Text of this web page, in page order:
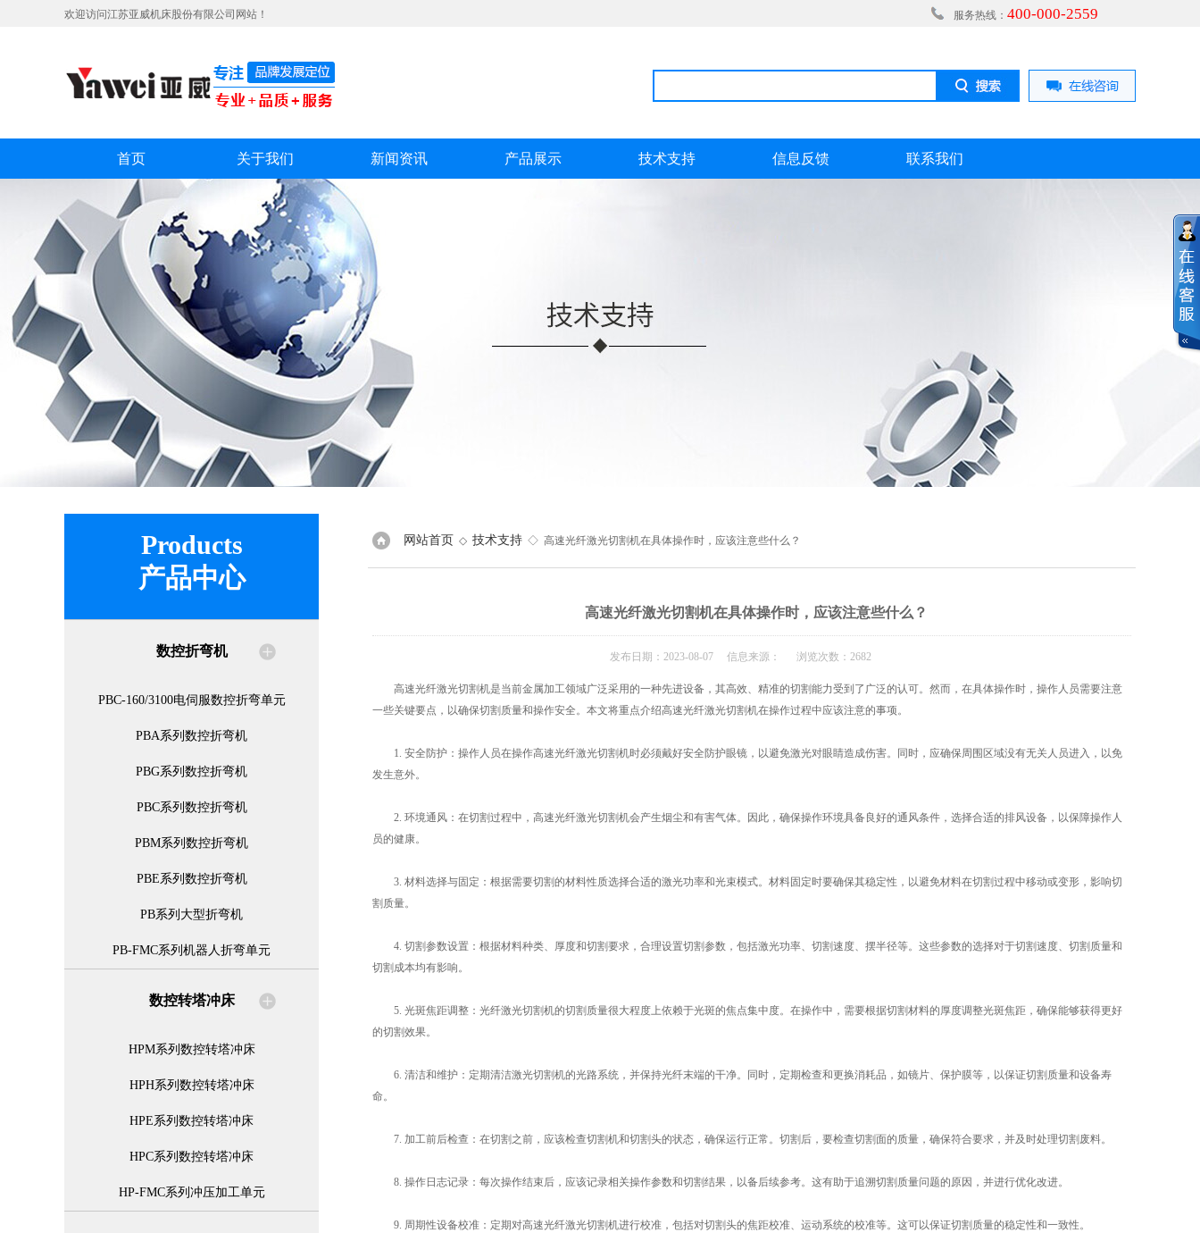
欢迎访问江苏亚威机床股份有限公司网站！ 服务热线： 400-000-2559
首页 关于我们 新闻资讯 产品展示 技术支持 信息反馈 联系我们
Products
产品中心
数控折弯机
PBC-160/3100电伺服数控折弯单元
PBA系列数控折弯机
PBG系列数控折弯机
PBC系列数控折弯机
PBM系列数控折弯机
PBE系列数控折弯机
PB系列大型折弯机
PB-FMC系列机器人折弯单元
数控转塔冲床
HPM系列数控转塔冲床
HPH系列数控转塔冲床
HPE系列数控转塔冲床
HPC系列数控转塔冲床
HP-FMC系列冲压加工单元
网站首页 ◇ 技术支持 ◇ 高速光纤激光切割机在具体操作时，应该注意些什么？
高速光纤激光切割机在具体操作时，应该注意些什么？
发布日期：2023-08-07 信息来源： 浏览次数：2682
高速光纤激光切割机是当前金属加工领域广泛采用的一种先进设备，其高效、精准的切割能力受到了广泛的认可。然而，在具体操作时，操作人员需要注意
一些关键要点，以确保切割质量和操作安全。本文将重点介绍高速光纤激光切割机在操作过程中应该注意的事项。
1. 安全防护：操作人员在操作高速光纤激光切割机时必须戴好安全防护眼镜，以避免激光对眼睛造成伤害。同时，应确保周围区域没有无关人员进入，以免
发生意外。
2. 环境通风：在切割过程中，高速光纤激光切割机会产生烟尘和有害气体。因此，确保操作环境具备良好的通风条件，选择合适的排风设备，以保障操作人
员的健康。
3. 材料选择与固定：根据需要切割的材料性质选择合适的激光功率和光束模式。材料固定时要确保其稳定性，以避免材料在切割过程中移动或变形，影响切
割质量。
4. 切割参数设置：根据材料种类、厚度和切割要求，合理设置切割参数，包括激光功率、切割速度、摆半径等。这些参数的选择对于切割速度、切割质量和
切割成本均有影响。
5. 光斑焦距调整：光纤激光切割机的切割质量很大程度上依赖于光斑的焦点集中度。在操作中，需要根据切割材料的厚度调整光斑焦距，确保能够获得更好
的切割效果。
6. 清洁和维护：定期清洁激光切割机的光路系统，并保持光纤末端的干净。同时，定期检查和更换消耗品，如镜片、保护膜等，以保证切割质量和设备寿
命。
7. 加工前后检查：在切割之前，应该检查切割机和切割头的状态，确保运行正常。切割后，要检查切割面的质量，确保符合要求，并及时处理切割废料。
8. 操作日志记录：每次操作结束后，应该记录相关操作参数和切割结果，以备后续参考。这有助于追溯切割质量问题的原因，并进行优化改进。
9. 周期性设备校准：定期对高速光纤激光切割机进行校准，包括对切割头的焦距校准、运动系统的校准等。这可以保证切割质量的稳定性和一致性。